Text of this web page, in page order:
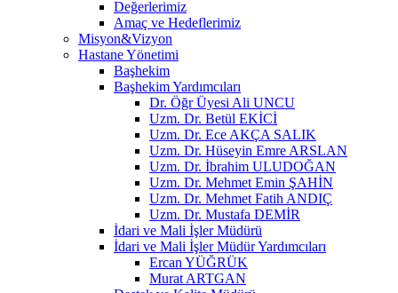
Değerlerimiz
Amaç ve Hedeflerimiz
Misyon&Vizyon
Hastane Yönetimi
Başhekim
Başhekim Yardımcıları
Dr. Öğr Üyesi Ali UNCU
Uzm. Dr. Betül EKİCİ
Uzm. Dr. Ece AKÇA SALIK
Uzm. Dr. Hüseyin Emre ARSLAN
Uzm. Dr. İbrahim ULUDOĞAN
Uzm. Dr. Mehmet Emin ŞAHİN
Uzm. Dr. Mehmet Fatih ANDIÇ
Uzm. Dr. Mustafa DEMİR
İdari ve Mali İşler Müdürü
İdari ve Mali İşler Müdür Yardımcıları
Ercan YÜĞRÜK
Murat ARTGAN